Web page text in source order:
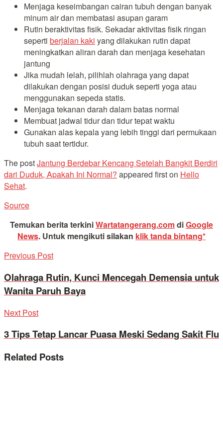
Menjaga keseimbangan cairan tubuh dengan banyak
minum air dan membatasi asupan garam
Rutin beraktivitas fisik. Sekadar aktivitas fisik ringan
seperti berjalan kaki yang dilakukan rutin dapat
meningkatkan aliran darah dan menjaga kesehatan
jantung
Jika mudah lelah, pilihlah olahraga yang dapat
dilakukan dengan posisi duduk seperti yoga atau
menggunakan sepeda statis.
Menjaga tekanan darah dalam batas normal
Membuat jadwal tidur dan tidur tepat waktu
Gunakan alas kepala yang lebih tinggi dari permukaan
tubuh saat tertidur.
The postJantung Berdebar Kencang Setelah Bangkit Berdiri
dari Duduk, Apakah Ini Normal? appeared first on Hello
Sehat.
Source
Temukan berita terkiniWartatangerang.comdiGoogle
News. Untuk mengikuti silakan klik tanda bintang*
Previous Post
Olahraga Rutin, Kunci Mencegah Demensia untuk
Wanita Paruh Baya
Next Post
3 Tips Tetap Lancar Puasa Meski Sedang Sakit Flu
Related Posts